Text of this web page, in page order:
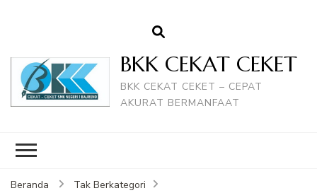
BKK CEKAT CEKET
BKK CEKAT CEKET – CEPAT
AKURAT BERMANFAAT
Beranda
Tak Berkategori